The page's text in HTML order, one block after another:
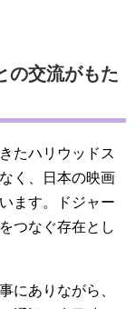
の交流がもた
たハリウッドス
く、日本の映画
ます。ドジャー
つなぐ存在とし
にありながら、